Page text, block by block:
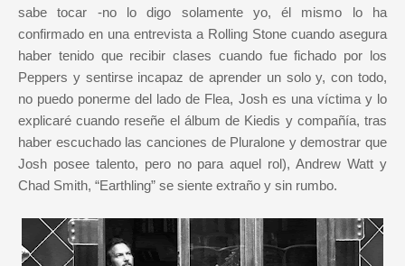
sabe tocar -no lo digo solamente yo, él mismo lo ha
confirmado en una entrevista a Rolling Stone cuando asegura
haber tenido que recibir clases cuando fue fichado por los
Peppers y sentirse incapaz de aprender un solo y, con todo,
no puedo ponerme del lado de Flea, Josh es una víctima y lo
explicaré cuando reseñe el álbum de Kiedis y compañía, tras
haber escuchado las canciones de Pluralone y demostrar que
Josh posee talento, pero no para aquel rol), Andrew Watt y
Chad Smith, “Earthling” se siente extraño y sin rumbo.